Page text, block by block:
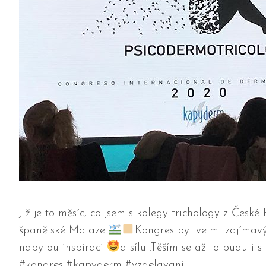
Již je to měsíc, co jsem s kolegy trichology z
španělské Malaze
‍Kongres byl velmi
nabytou inspiraci
a sílu .Těším se až to budu i